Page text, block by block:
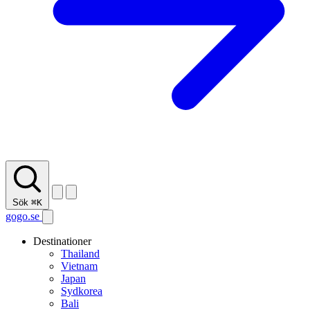
Sök ⌘K
gogo.se
Destinationer
Thailand
Vietnam
Japan
Sydkorea
Bali